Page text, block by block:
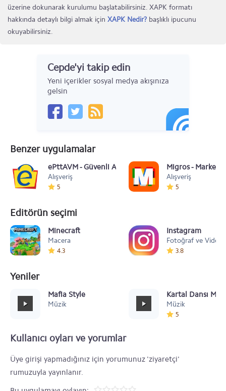
üzerine dokunarak kurulumu başlatabilirsiniz. XAPK formatı
hakkında detaylı bilgi almak için XAPK Nedir? başlıklı ipucunu
okuyabilirsiniz.
Cepde'yi takip edin
Yeni içerikler sosyal medya akışınıza
gelsin
Benzer uygulamalar
ePttAVM - Güvenli Alışveriş
Alışveriş
5
Migros - Market
Alışveriş
5
Editörün seçimi
Minecraft
Macera
4.3
Instagram
Fotoğraf ve Video
3.8
Yeniler
Mafia Style
Müzik
Kartal Dansı
Müzik
5
Kullanıcı oyları ve yorumlar
Üye girişi yapmadığınız için yorumunuz 'ziyaretçi'
rumuzuyla yayınlanır.